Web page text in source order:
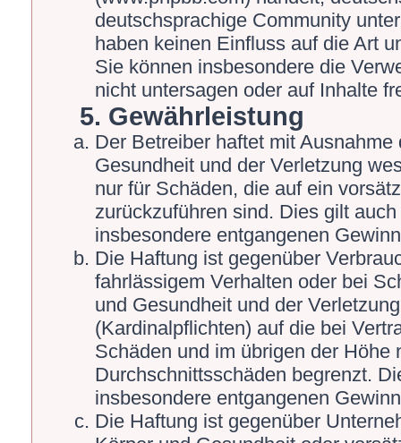
deutschsprachige Community
haben keinen Einfluss auf die Art
Sie können insbesondere die
nicht untersagen oder auf Inhalte
5. Gewährleistung
Der Betreiber haftet mit
Gesundheit und der Verletzung
nur für Schäden, die auf ein
zurückzuführen sind. Dies gilt
insbesondere entgangenen
Die Haftung ist gegenüber
fahrlässigem Verhalten oder bei
und Gesundheit und der
(Kardinalpflichten) auf die bei
Schäden und im übrigen der Höhe
Durchschnittsschäden begrenzt.
insbesondere entgangenen
Die Haftung ist gegenüber